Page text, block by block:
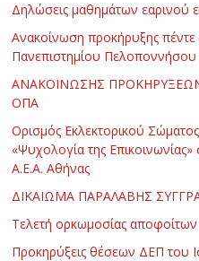
Δηλώσεις μαθημάτων εαρινού
Ανακοίνωση προκήρυξης
Πανεπιστημίου Πελοποννήσου
ΑΝΑΚΟΙΝΩΣΗΣ
ΟΠΑ
Ορισμός Εκλεκτορικού
«Ψυχολογία της
Α.Ε.Α. Αθήνας
ΔΙΚΑΙΩΜΑ ΠΑΡΑΛΑΒΗΣ
Τελετή ορκωμοσίας
Προκηρύξεις θέσεων ΔΕΠ του